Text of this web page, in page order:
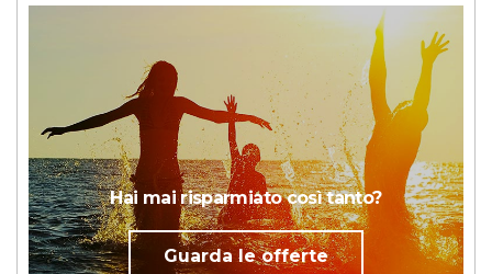
Hai mai risparmiato così tanto?
Guarda le offerte